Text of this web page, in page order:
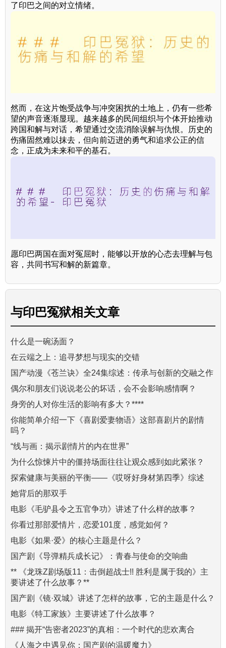
了印巴之间的对立情绪。
然而，在这片饱受战争与冲突困扰的土地上，仍有一些希
望的声音逐渐显现。越来越多的民间组织与个体开始推动
跨国和解与对话，希望通过交流消除误解与仇恨。历史的
伤痛固然难以抹去，但向前迈进的勇气和追求公正的信
念，正成为未来和平的基石。
愿印巴两国在面对冤屈时，能够以开放的心态去理解与包
容，共同书写和解的新篇章。
与印巴冤狱相关文章
什么是一碗汤面？
在云端之上：追寻梦想与现实的交错
国产动漫《苍兰诀》全24集综述：传承与创新的交融之作
偶尔和朋友们说说老公的坏话，会不会影响感情啊？
身旁的人对你生活的影响有多大？****
你能简单介绍一下《喜剧爱妻物语》这部喜剧片的剧情
吗？
“线与画：揭示剧情片的内在世界”
为什么惊悚片中的僵持场面往往让观众感到如此紧张？
探索健康与美丽的平衡——《哎呀好身材第四季》综述
她背后的那双手
电影《毛驴县令之五官争功》讲述了什么样的故事？
你看过那部爱情片，恋爱101度，感觉如何？
电影《如果·爱》的核心主题是什么？
国产剧《导弹精兵成长记》：青春与使命的交响曲
** 《龙珠Z剧场版11：击倒超战士!! 胜利是属于我的》主
要讲述了什么故事？**
国产剧《镜·双城》讲述了怎样的故事，它的主题是什么？
电影《特工家族》主要讲述了什么故事？
### 揭开“告密者2023”的真相：一个时代的悲欢离合
《人海之中遇见你：国产剧的温暖魔力》